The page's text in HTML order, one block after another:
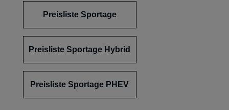
Preisliste Sportage
Preisliste Sportage Hybrid
Preisliste Sportage PHEV